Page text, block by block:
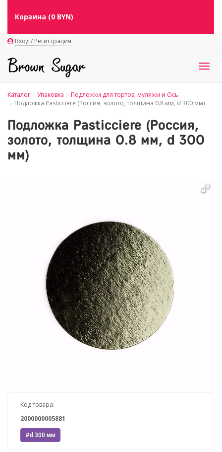
Вход / Регистрация
Корзина (0 BYN)
Каталог Упаковка
Подложки для тортов, муляжи и Ось
Подложка Pasticciere (Россия, золото, толщина 0.8 мм, d 300 мм)
Подложка Pasticciere (Россия,
золото, толщина 0.8 мм, d 300
мм)
Код товара:
2000000005881
#d 300 мм